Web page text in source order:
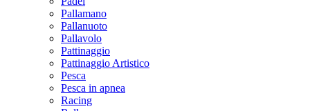
Pallamano
Pallanuoto
Pallavolo
Pattinaggio
Pattinaggio Artistico
Pesca
Pesca in apnea
Racing